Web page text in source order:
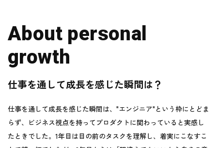
About personal
growth
仕事を通して成長を感じた瞬間は？
仕事を通して成長を感じた瞬間は、"エンジニア"という枠にとどま
らず、ビジネス視点を持ってプロダクトに関わっていると実感し
たときでした。1年目は目の前のタスクを理解し、着実にこなすこ